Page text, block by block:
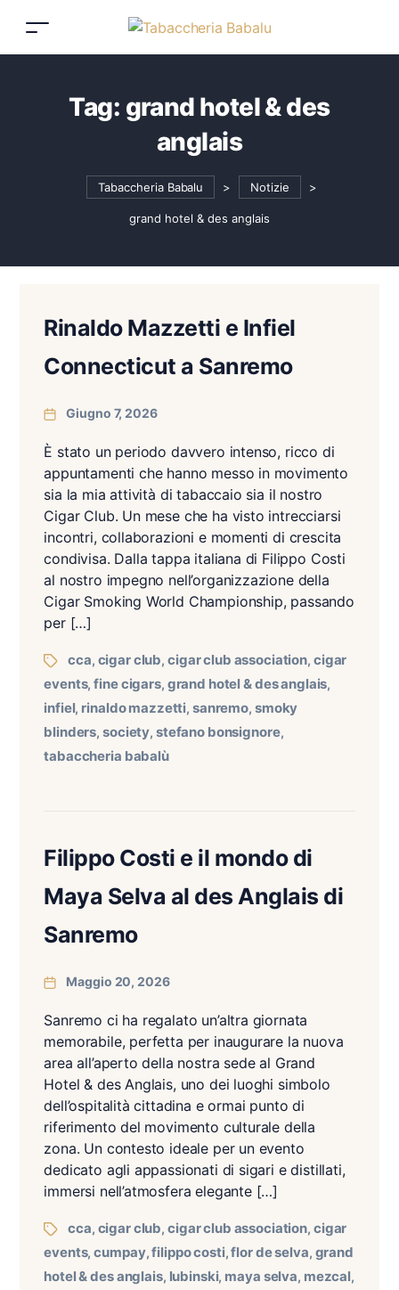
Tag: grand hotel & des
anglais
Tabaccheria Babalu > Notizie >
grand hotel & des anglais
Rinaldo Mazzetti e Infiel
Connecticut a Sanremo
Giugno 7, 2026
È stato un periodo davvero intenso, ricco di
appuntamenti che hanno messo in movimento
sia la mia attività di tabaccaio sia il nostro
Cigar Club. Un mese che ha visto intrecciarsi
incontri, collaborazioni e momenti di crescita
condivisa. Dalla tappa italiana di Filippo Costi
al nostro impegno nell’organizzazione della
Cigar Smoking World Championship, passando
per […]
cca, cigar club,cigar club association, cigar
events,fine cigars, grand hotel & des anglais,
infiel, rinaldo mazzetti,sanremo, smoky
blinders,society, stefano bonsignore,
tabaccheria babalù
Filippo Costi e il mondo di
Maya Selva al des Anglais di
Sanremo
Maggio 20, 2026
Sanremo ci ha regalato un’altra giornata
memorabile, perfetta per inaugurare la nuova
area all’aperto della nostra sede al Grand
Hotel & des Anglais, uno dei luoghi simbolo
dell’ospitalità cittadina e ormai punto di
riferimento del movimento culturale della
zona. Un contesto ideale per un evento
dedicato agli appassionati di sigari e distillati,
immersi nell’atmosfera elegante […]
cca, cigar club,cigar club association, cigar
events,cumpay,filippo costi,flor de selva, grand
hotel & des anglais, lubinski, maya selva, mezcal,